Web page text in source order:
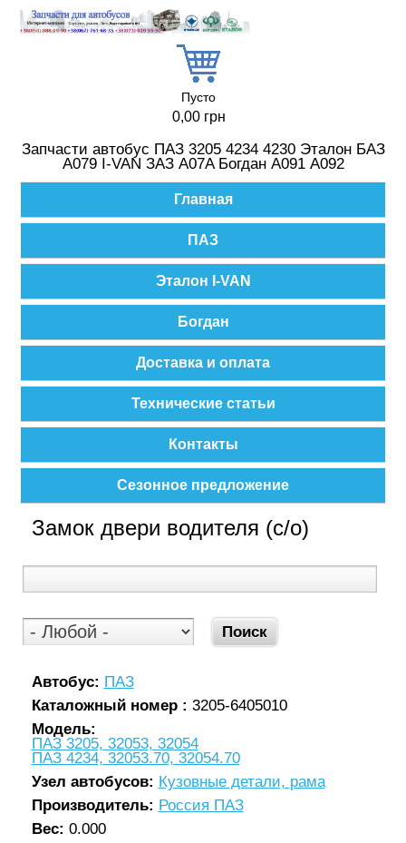
Пусто
0,00 грн
Запчасти автобус ПАЗ 3205 4234 4230 Эталон БАЗ
А079 I-VAN ЗАЗ A07A Богдан А091 А092
Главная
ПАЗ
Эталон I-VAN
Богдан
Доставка и оплата
Технические статьи
Контакты
Сезонное предложение
Замок двери водителя (с/о)
Автобус: ПАЗ
Каталожный номер : 3205-6405010
Модель:
ПАЗ 3205, 32053, 32054
ПАЗ 4234, 32053.70, 32054.70
Узел автобусов: Кузовные детали, рама
Производитель: Россия ПАЗ
Вес: 0.000